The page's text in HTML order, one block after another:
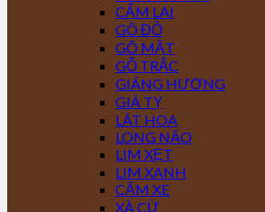
CẨM LAI
GÕ ĐỎ
GÕ MẬT
GỖ TRẮC
GIÁNG HƯƠNG
GIÁ TỴ
LÁT HOA
LONG NÃO
LIM XẸT
LIM XANH
CĂM XE
XÀ CỪ